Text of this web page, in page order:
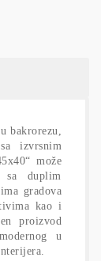
bakrorezu,
izvrsnim
može
sa duplim
gradova
kao i
proizvod
u